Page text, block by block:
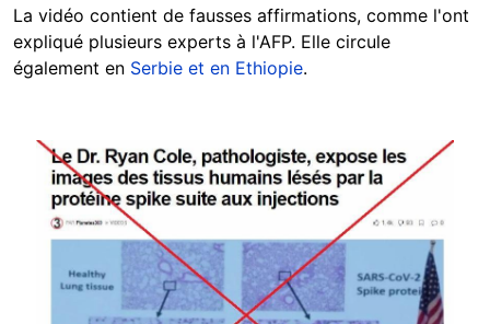
La vidéo contient de fausses affirmations, comme l'ont
expliqué plusieurs experts à l'AFP. Elle circule
également en Serbie et en Ethiopie.
Image